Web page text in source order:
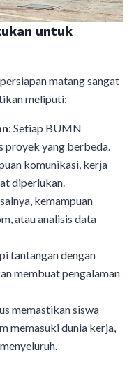
untuk
matang sangat
meliputi:
: Setiap BUMN
proyek yang berbeda.
komunikasi, kerja
diperlukan.
kemampuan
atau analisis data
tantangan dengan
membuat pengalaman
memastikan siswa
memasuki dunia kerja,